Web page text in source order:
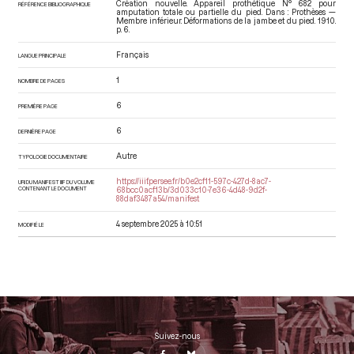
RÉFÉRENCE BIBLIOGRAPHIQUE
Création nouvelle. Appareil prothétique N° 682 pour
amputation totale ou partielle du pied. Dans : Prothèses —
Membre inférieur. Déformations de la jambe et du pied . 1910.
p. 6.
LANGUE PRINCIPALE Français
NOMBRE DE PAGES 1
PREMIÈRE PAGE 6
DERNIÈRE PAGE 6
TYPOLOGIE DOCUMENTAIRE Autre
URI DU MANIFEST IIIF DU VOLUME
CONTENANT LE DOCUMENT
https://iiif.persee.fr/b0e2cf11-597c-427d-8ac7-
68bcc0acf13b/3d033c10-7e36-4d48-9d2f-
88daf3487a54/manifest
MODIFIÉ LE 4 septembre 2025 à 10:51
Suivez-nous